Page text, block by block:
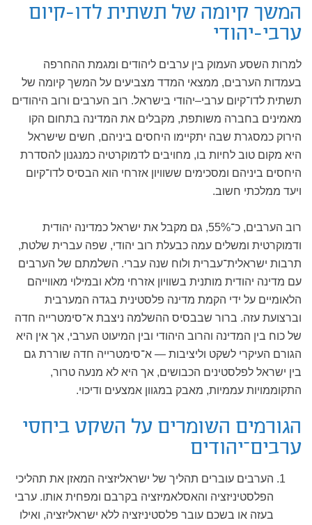
המשך קיומה של תשתית לדו-קיום
ערבי-יהודי
למרות השסע העמוק בין ערבים ליהודים ומגמת ההחרפה
בעמדות הערבים, ממצאי המדד מצביעים על המשך קיומה של
תשתית לדו־קיום ערבי–יהודי בישראל. רוב הערבים ורוב היהודים
מאמינים בחברה משותפת, מקבלים את המדינה בתחום הקו
הירוק כמסגרת שבה יתקיימו היחסים ביניהם, חשים שישראל
היא מקום טוב לחיות בו, מחויבים לדמוקרטיה כמנגנון להסדרת
היחסים ביניהם ומסכימים ששוויון אזרחי הוא הבסיס לדו־קיום
ויעד ממלכתי חשוב.
רוב הערבים, כ־55%, גם מקבל את ישראל כמדינה יהודית
ודמוקרטית ומשלים עמה כבעלת רוב יהודי, שפה עברית שלטת,
תרבות ישראלית־עברית ולוח שנה עברי. השלמתם של הערבים
עם מדינה יהודית מותנית בשוויון אזרחי מלא ובמילוי מאווייהם
הלאומיים על ידי הקמת מדינה פלסטינית בגדה המערבית
וברצועת עזה. ברור שבבסיס ההשלמה ניצבת א־סימטרייה חדה
של כוח בין המדינה והרוב היהודי ובין המיעוט הערבי, אך אין היא
הגורם העיקרי לשקט וליציבות — א־סימטרייה חדה שוררת גם
בין ישראל לפלסטינים הכבושים, אך היא לא מנעה טרור,
התקוממויות עממיות, מאבק במגוון אמצעים ודיכוי.
הגורמים השומרים על השקט ביחסי
ערבים–יהודים
הערבים עוברים תהליך של ישראליזציה המאזן את תהליכי
הפלסטיניזציה והאסלאמיזציה בקרבם ומפחית אותו. ערבי
בעזה או בשכם עובר פלסטיניזציה ללא ישראליזציה, ואילו